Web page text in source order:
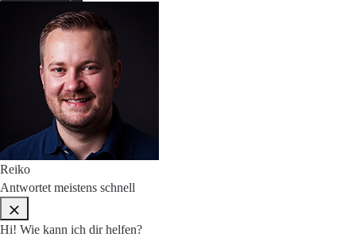
Reiko
Antwortet meistens schnell
Hi! Wie kann ich dir helfen?